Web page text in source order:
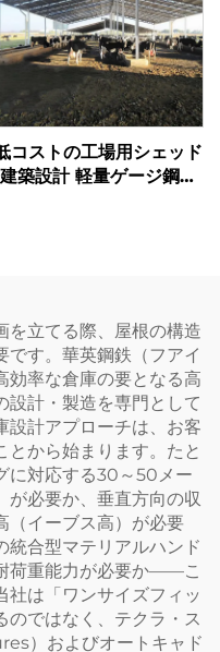
コストの工場用シェッド
建築設計 軽量ゲージ鋼製
を立てる際、屋根の構造
です。華英鋼鉄（フアイ
効率な倉庫の要となる高
設計・製造を専門として
設計アプローチは、お客
とから始まります。たと
に対応する30～50メー
が必要か、垂直方向の収
（イーブス高）が必要
統合型マテリアルハンド
荷重能力が必要か——こ
社は「ワンサイズフィッ
のではなく、テクラ・ス
）およびオートキャド